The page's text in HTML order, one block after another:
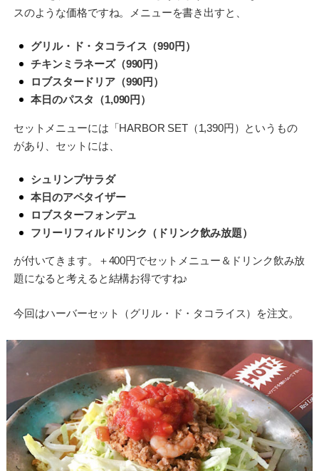
スのような価格ですね。メニューを書き出すと、
グリル・ド・タコライス（990円）
チキンミラネーズ（990円）
ロブスタードリア（990円）
本日のパスタ（1,090円）
セットメニューには「HARBOR SET（1,390円）というもの
があり、セットには、
シュリンプサラダ
本日のアペタイザー
ロブスターフォンデュ
フリーリフィルドリンク（ドリンク飲み放題）
が付いてきます。＋400円でセットメニュー＆ドリンク飲み放
題になると考えると結構お得ですね♪
今回はハーバーセット（グリル・ド・タコライス）を注文。